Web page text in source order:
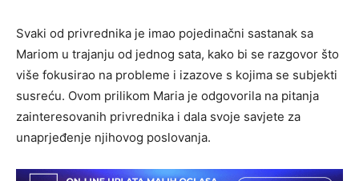
Svaki od privrednika je imao pojedinačni sastanak sa
Mariom u trajanju od jednog sata, kako bi se razgovor što
više fokusirao na probleme i izazove s kojima se subjekti
susreću. Ovom prilikom Maria je odgovorila na pitanja
zainteresovanih privrednika i dala svoje savjete za
unaprjeđenje njihovog poslovanja.